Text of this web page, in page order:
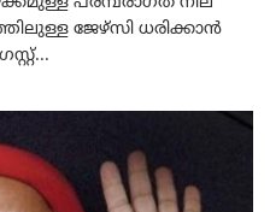
ജേഴ്‌സി ധരിക്കാൻ